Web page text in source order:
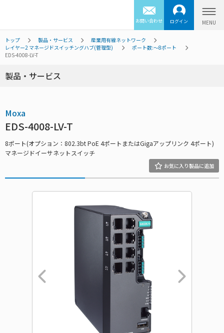
お問い合わせ ログイン
トップ 製品・サービス
産業用有線ネットワーク
レイヤー2 マネージドスイッチングハブ(管理型)
ポート数:～8ポート
EDS-4008-LV-T
製品・サービス
Moxa
EDS-4008-LV-T
8ポート(オプション：802.3bt PoE 4ポートまたはGigaアップリンク 4ポート)
マネージドイーサネットスイッチ